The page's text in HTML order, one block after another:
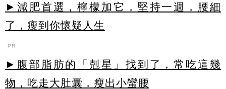
►減肥首選，檸檬加它，堅持一週，腰細
了，瘦到你懷疑人生
PR
►腹部脂肪的「剋星」找到了，常吃這幾
物，吃走大肚囊，瘦出小蠻腰